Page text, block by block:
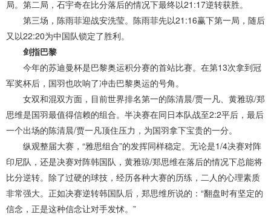
局。第二局，石宇奇在比分落后的情况下最终以21:17逆转获胜。
第三场，陈雨菲迎战安洗莹。陈雨菲先以21:16赢下第一局，随后
又以22:20为中国队锁定了胜利。
剑指巴黎
今年的苏迪曼杯是巴黎奥运积分赛的首站比赛。在第13次拿到冠
军奖杯后，国羽也吹响了冲击巴黎奥运的号角。
女双和混双方面，目前世界排名第一的陈清晨/贾一凡、黄雅琼/郑
思维是国羽最值得信赖的组合。半决赛在同日本队战至2:2平后，最后
一个出场的陈清晨/贾一凡顶住压力，为国羽拿下宝贵的一分。
纵观整届大赛，“雅思组合”的发挥同样稳定。无论是1/4决赛对阵
印尼队，还是决赛对阵韩国队，黄雅琼/郑思维在落后的情况下总能将
比分逆转。除了过硬的球技，经历各种大赛的历练，二人的心理素质
非常强大。正如决赛逆转韩国队后，郑思维所说的：“翻盘时有坚定的
信念，正是这种信念让对手发怵。”